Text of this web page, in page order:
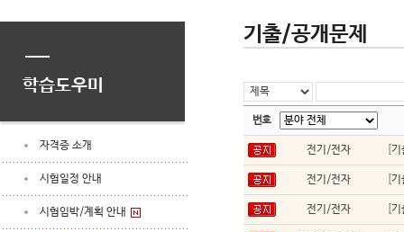
학습도우미
자격증 소개
시험일정 안내
시험임박/계획 안내
기출/공개문제
번호
전기/전자 기
전기/전자 기
전기/전자 기